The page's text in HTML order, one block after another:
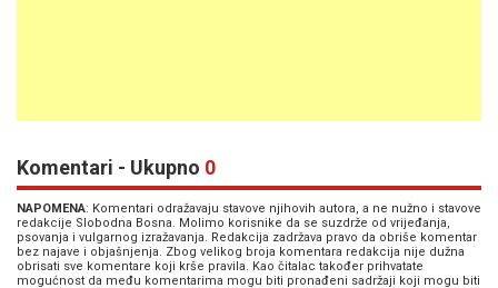
Komentari - Ukupno 0
NAPOMENA: Komentari odražavaju stavove njihovih autora, a ne nužno i stavove
redakcije Slobodna Bosna. Molimo korisnike da se suzdrže od vrijeđanja,
psovanja i vulgarnog izražavanja. Redakcija zadržava pravo da obriše komentar
bez najave i objašnjenja. Zbog velikog broja komentara redakcija nije dužna
obrisati sve komentare koji krše pravila. Kao čitalac također prihvatate
mogućnost da među komentarima mogu biti pronađeni sadržaji koji mogu biti